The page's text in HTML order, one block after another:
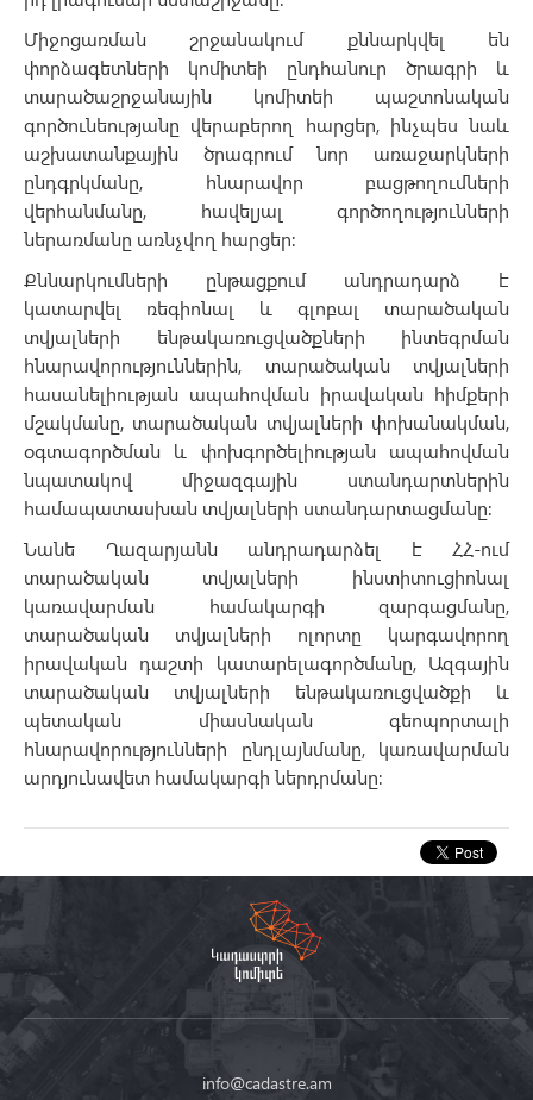
Միջոցառման շրջանակում քննարկվել են
փորձագետների կոմիտեի ընդհանուր ծրագրի և
տարածաշրջանային կոմիտեի պաշտոնական
գործունեությանը վերաբերող հարցեր, ինչպես նաև
աշխատանքային ծրագրում նոր առաջարկների
ընդգրկմանը, հնարավոր բացթողումների
վերհանմանը, հավելյալ գործողությունների
ներառմանը առնչվող հարցեր։
Քննարկումների ընթացքում անդրադարձ է
կատարվել ռեգիոնալ և գլոբալ տարածական
տվյալների ենթակառուցվածքների ինտեգրման
հնարավորություններին, տարածական տվյալների
հասանելիության ապահովման իրավական հիմքերի
մշակմանը, տարածական տվյալների փոխանակման,
օգտագործման և փոխգործելիության ապահովման
նպատակով միջազգային ստանդարտներին
համապատասխան տվյալների ստանդարտացմանը։
Նանե Ղազարյանն անդրադարձել է ՀՀ-ում
տարածական տվյալների ինստիտուցիոնալ
կառավարման համակարգի զարգացմանը,
տարածական տվյալների ոլորտը կարգավորող
իրավական դաշտի կատարելագործմանը, Ազգային
տարածական տվյալների ենթակառուցվածքի և
պետական միասնական գեոպորտալի
հնարավորությունների ընդլայնմանը, կառավարման
արդյունավետ համակարգի ներդրմանը։
info@cadastre.am